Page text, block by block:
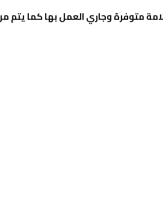
متوفرة وجاري العمل بها كما يتم